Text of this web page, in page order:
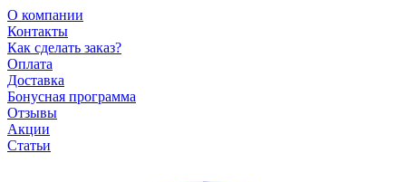
О компании
Контакты
Как сделать заказ?
Оплата
Доставка
Бонусная программа
Отзывы
Акции
Статьи